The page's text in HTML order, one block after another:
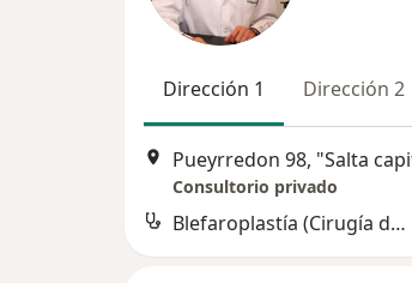
Dirección 1 Dirección 2
Consultorio privado
Blefaroplastía (Cirugía de los párpados)